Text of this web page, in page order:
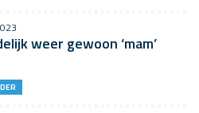
weer gewoon ‘mam’